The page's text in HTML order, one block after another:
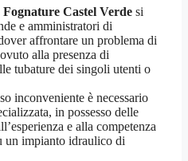
Castel Verde si
e amministratori di
affrontare un problema di
alla presenza di
tubature dei singoli utenti o
inconveniente è necessario
in possesso delle
e alla competenza
un impianto idraulico di